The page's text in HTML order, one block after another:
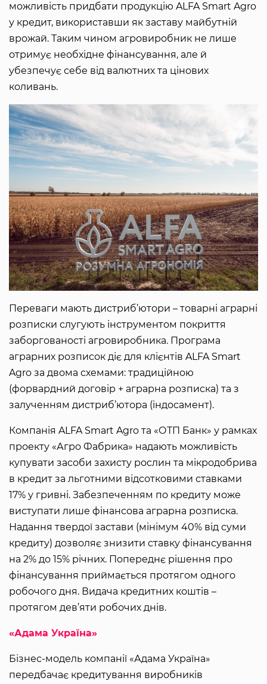
можливість придбати продукцію ALFA Smart Agro
у кредит, використавши як заставу майбутній
врожай. Таким чином агровиробник не лише
отримує необхідне фінансування, але й
убезпечує себе від валютних та цінових
коливань.
Переваги мають дистриб’ютори – товарні аграрні
розписки слугують інструментом покриття
заборгованості агровиробника. Програма
аграрних розписок діє для клієнтів ALFA Smart
Agro за двома схемами: традиційною
(форвардний договір + аграрна розписка) та з
залученням дистриб’ютора (індосамент).
Компанія ALFA Smart Agro та «ОТП Банк» у рамках
проекту «Агро Фабрика» надають можливість
купувати засоби захисту рослин та мікродобрива
в кредит за льготними відсотковими ставками
17% у гривні. Забезпеченням по кредиту може
виступати лише фінансова аграрна розписка.
Надання твердої застави (мінімум 40% від суми
кредиту) дозволяє знизити ставку фінансування
на 2% до 15% річних. Попереднє рішення про
фінансування приймається протягом одного
робочого дня. Видача кредитних коштів –
протягом дев’яти робочих днів.
«Адама Україна»
Бізнес-модель компанії «Адама Україна»
передбачає кредитування виробників